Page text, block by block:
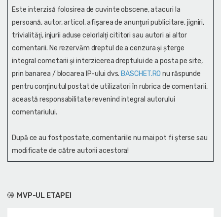
MVP-UL ETAPEI
Este interzisă folosirea de cuvinte obscene, atacuri la
persoană, autor, articol, afişarea de anunţuri publicitare, jigniri,
trivialităţi, injurii aduse celorlalţi cititori sau autori ai altor
comentarii. Ne rezervăm dreptul de a cenzura și şterge
integral cometarii și interzicerea dreptului de a posta pe site,
prin banarea / blocarea IP-ului dvs. BASCHET.RO nu răspunde
pentru conţinutul postat de utilizatori în rubrica de comentarii,
această responsabilitate revenind integral autorului
comentariului.
După ce au fost postate, comentariile nu mai pot fi șterse sau
modificate de către autorii acestora!